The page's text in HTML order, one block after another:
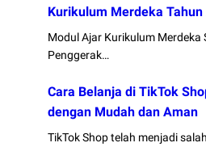
Kurikulum Merdeka
Modul Ajar Kurikulum Merdeka
Penggerak…
Cara Belanja di TikTok
dengan Mudah dan Aman
TikTok Shop telah menjadi